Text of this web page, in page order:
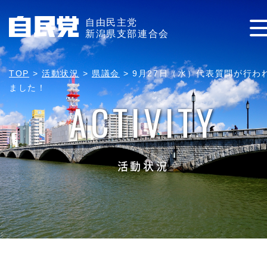
自由民主党
新潟県支部連合会
TOP >活動状況 > 県議会 >9月27日（水）代表質問が行わ
ました！
ACTIVITY
活動状況